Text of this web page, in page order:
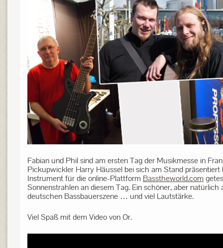
Fabian und Phil sind am ersten Tag der Musikmesse in
Pickupwickler Harry Häussel bei sich am Stand
Instrument für die online-Plattform Basstheworld.com
Sonnenstrahlen an diesem Tag. Ein schöner, aber
deutschen Bassbauerszene … und viel Lautstärke.
Viel Spaß mit dem Video von Or.